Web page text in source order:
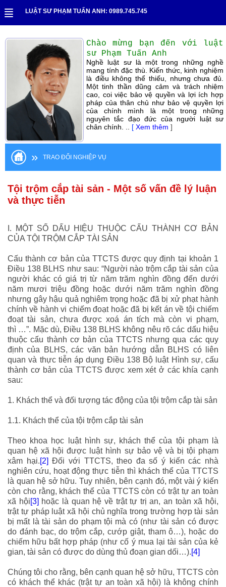
LUẬT SƯ PHẠM TUẤN ANH: 0989.745.745
Chào mừng bạn đến với luật
sư Phạm Tuấn Anh
Nghề luật sư là một trong những nghề
mang tính đặc thù. Kiến thức, kinh nghiệm
là điều không thể thiếu, nhưng chưa đủ.
Một tinh thần dũng cảm và trách nhiệm
cao, coi việc bảo vệ quyền và lợi ích hợp
pháp của thân chủ như bảo vệ quyền lợi
của chính mình là một trong những
nguyên tắc đạo đức của người luật sư
chân chính. .. [ Xem thêm ]
» TRAO ĐỔI NGHIỆP VỤ
Tội trộm cắp tài sản - Một số vấn đề lý luận
và thực tiễn
I. MỘT SỐ DẤU HIỆU THUỘC CẤU THÀNH CƠ BẢN
CỦA TỘI TRỘM CẮP TÀI SẢN
Cấu thành cơ bản của TTCTS được quy định tại khoản 1
Điều 138 BLHS như sau: “Người nào trộm cắp tài sản của
người khác có giá trị từ năm trăm nghìn đồng đến dưới
năm mươi triệu đồng hoặc dưới năm trăm nghìn đồng
nhưng gây hậu quả nghiêm trọng hoặc đã bị xử phạt hành
chính về hành vi chiếm đoạt hoặc đã bị kết án về tội chiếm
đoạt tài sản, chưa được xoá án tích mà còn vi phạm,
thì …”. Mặc dù, Điều 138 BLHS không nêu rõ các dấu hiệu
thuộc cấu thành cơ bản của TTCTS nhưng qua các quy
định của BLHS, các văn bản hướng dẫn BLHS có liên
quan và thực tiễn áp dụng Điều 138 Bộ luật Hình sự, cấu
thành cơ bản của TTCTS được xem xét ở các khía cạnh
sau:
1. Khách thể và đối tượng tác động của tội trộm cắp tài sản
1.1. Khách thể của tội trộm cắp tài sản
Theo khoa học luật hình sự, khách thể của tội phạm là
quan hệ xã hội được luật hình sự bảo vệ và bị tội phạm
xâm hại.[2] Đối với TTCTS, theo đa số ý kiến các nhà
nghiên cứu, hoạt động thực tiễn thì khách thể của TTCTS
là quan hệ sở hữu. Tuy nhiên, bên cạnh đó, một vài ý kiến
còn cho rằng, khách thể của TTCTS còn có trật tự an toàn
xã hội[3] hoặc là quan hệ về trật tự trị an, an toàn xã hội,
trật tự pháp luật xã hội chủ nghĩa trong trường hợp tài sản
bị mất là tài sản do phạm tội mà có (như tài sản có được
do đánh bạc, do trộm cắp, cướp giật, tham ô…), hoặc do
chiếm hữu bất hợp pháp (như cố ý mua lại tài sản của kẻ
gian, tài sản có được do dùng thủ đoạn gian dối…).[4]
Chúng tôi cho rằng, bên cạnh quan hệ sở hữu, TTCTS còn
có khách thể khác (trật tự an toàn xã hội) là không chính